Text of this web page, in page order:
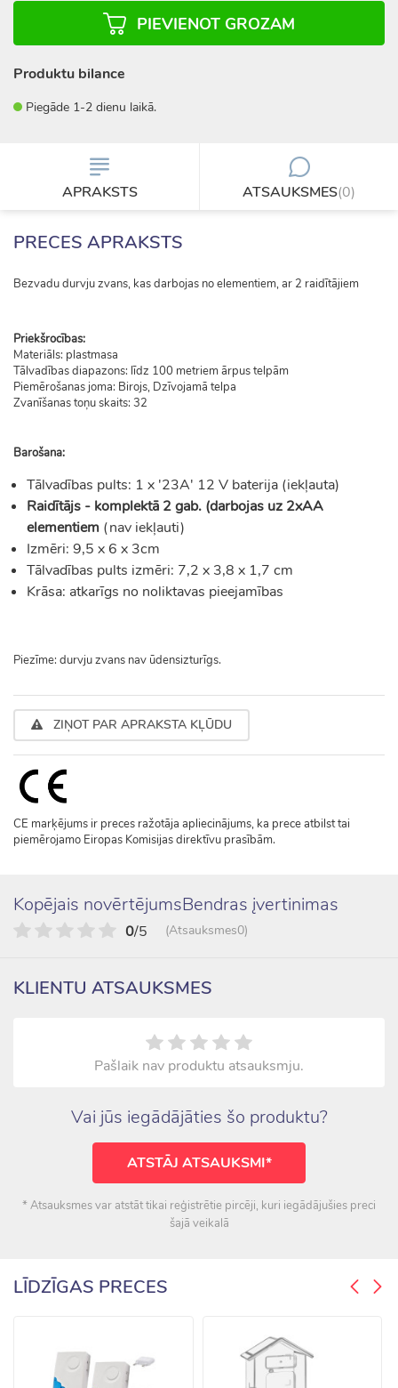
PIEVIENOT GROZAM
Produktu bilance
Piegāde 1-2 dienu laikā.
APRAKSTS ATSAUKSMES(0)
PRECES APRAKSTS
Bezvadu durvju zvans, kas darbojas no elementiem, ar 2 raidītājiem
Priekšrocības:
Materiāls: plastmasa
Tālvadības diapazons: līdz 100 metriem ārpus telpām
Piemērošanas joma: Birojs, Dzīvojamā telpa
Zvanīšanas toņu skaits: 32
Barošana:
Tālvadības pults: 1 x '23A' 12 V baterija (iekļauta)
Raidītājs - komplektā 2 gab. (darbojas uz 2xAA
elementiem (nav iekļauti)
Izmēri: 9,5 x 6 x 3cm
Tālvadības pults izmēri: 7,2 x 3,8 x 1,7 cm
Krāsa: atkarīgs no noliktavas pieejamības
Piezīme: durvju zvans nav ūdensizturīgs.
ZIŅOT PAR APRAKSTA KĻŪDU
CE marķējums ir preces ražotāja apliecinājums, ka prece atbilst tai
piemērojamo Eiropas Komisijas direktīvu prasībām.
Kopējais novērtējumsBendras įvertinimas
0/5 (Atsauksmes0)
KLIENTU ATSAUKSMES
Pašlaik nav produktu atsauksmju.
Vai jūs iegādājāties šo produktu?
ATSTĀJ ATSAUKSMI*
* Atsauksmes var atstāt tikai reģistrētie pircēji, kuri iegādājušies preci
šajā veikalā
LĪDZĪGAS PRECES